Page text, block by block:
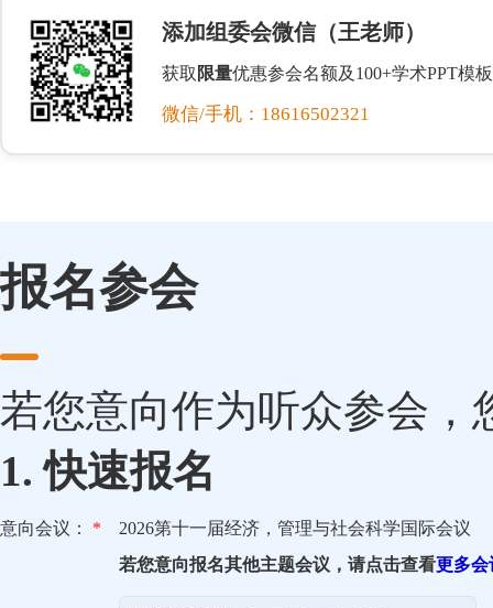
添加组委会微信（王老师）
获取 限量优惠参会名额及100+学术PPT模板
微信/手机：18616502321
报名参会
若您意向作为听众参会，
1. 快速报名
意向会议： *
2026第十一届经济，管理与社会科学国际会议
若您意向报名其他主题会议，请点击查看更多会